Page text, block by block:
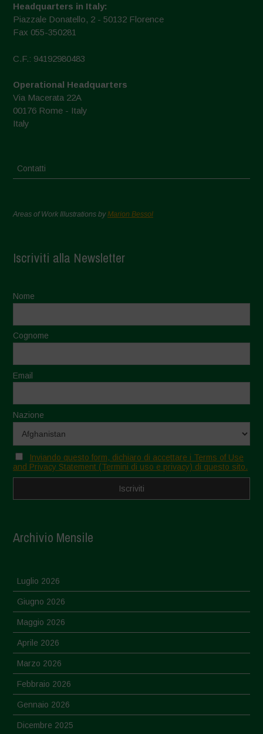
Headquarters in Italy:
Piazzale Donatello, 2 - 50132 Florence
Fax 055-350281
C.F.: 94192980483
Operational Headquarters
Via Macerata 22A
00176 Rome - Italy
Italy
Contatti
Areas of Work Illustrations byMarion Bessol
Iscriviti alla Newsletter
Nome
Cognome
Email
Nazione
Inviando questo form, dichiaro di accettare i Terms of Use
and Privacy Statement (Termini di uso e privacy) di questo sito.
Archivio Mensile
Luglio 2026
Giugno 2026
Maggio 2026
Aprile 2026
Marzo 2026
Febbraio 2026
Gennaio 2026
Dicembre 2025